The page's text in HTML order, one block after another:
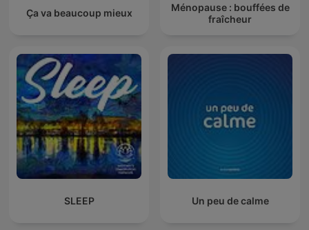
Ça va beaucoup mieux
Ménopause : bouffées de
fraîcheur
SLEEP Un peu de calme